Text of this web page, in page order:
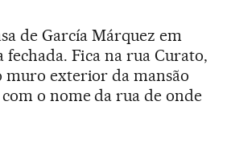
de García Márquez em
fechada. Fica na rua Curato,
muro exterior da mansão
o nome da rua de onde